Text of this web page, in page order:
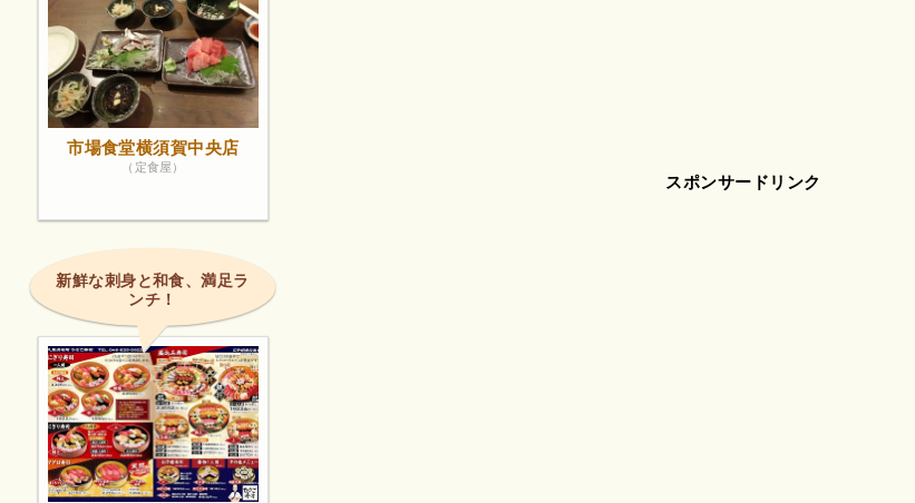
スポンサードリンク
市場食堂横須賀中央店
（定食屋）
新鮮な刺身と和食、満足ラ
ンチ！